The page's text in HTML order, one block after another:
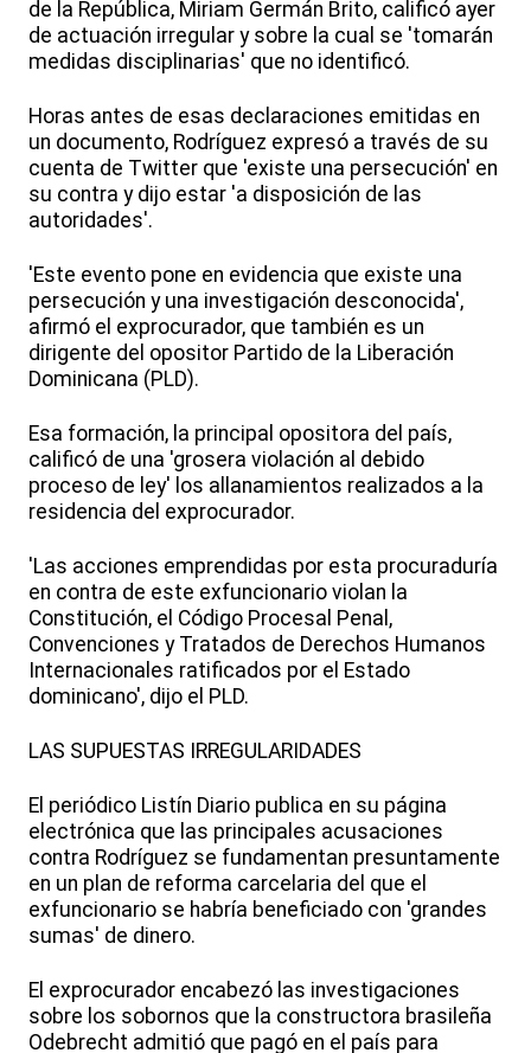
de la República, Miriam Germán Brito, calificó ayer
de actuación irregular y sobre la cual se 'tomarán
medidas disciplinarias' que no identificó.
Horas antes de esas declaraciones emitidas en
un documento, Rodríguez expresó a través de su
cuenta de Twitter que 'existe una persecución' en
su contra y dijo estar 'a disposición de las
autoridades'.
'Este evento pone en evidencia que existe una
persecución y una investigación desconocida',
afirmó el exprocurador, que también es un
dirigente del opositor Partido de la Liberación
Dominicana (PLD).
Esa formación, la principal opositora del país,
calificó de una 'grosera violación al debido
proceso de ley' los allanamientos realizados a la
residencia del exprocurador.
'Las acciones emprendidas por esta procuraduría
en contra de este exfuncionario violan la
Constitución, el Código Procesal Penal,
Convenciones y Tratados de Derechos Humanos
Internacionales ratificados por el Estado
dominicano', dijo el PLD.
LAS SUPUESTAS IRREGULARIDADES
El periódico Listín Diario publica en su página
electrónica que las principales acusaciones
contra Rodríguez se fundamentan presuntamente
en un plan de reforma carcelaria del que el
exfuncionario se habría beneficiado con 'grandes
sumas' de dinero.
El exprocurador encabezó las investigaciones
sobre los sobornos que la constructora brasileña
Odebrecht admitió que pagó en el país para